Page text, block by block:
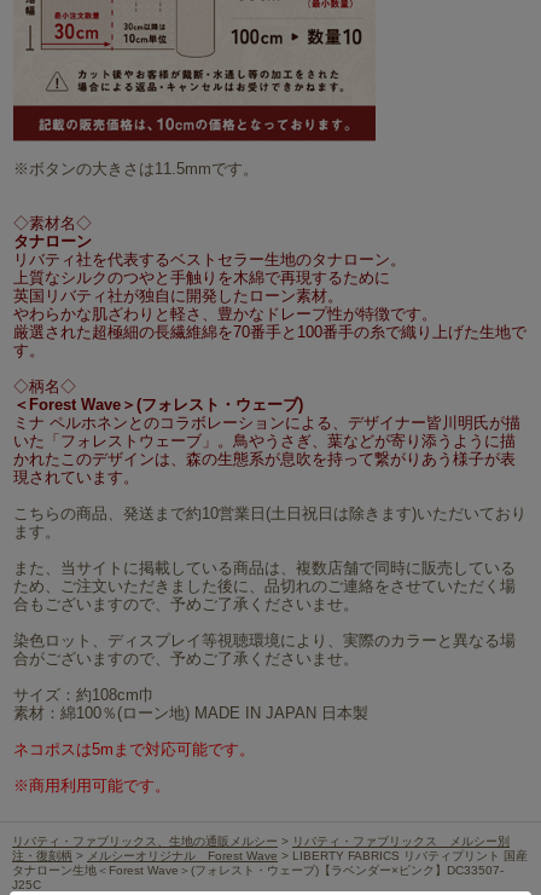
※ボタンの大きさは11.5mmです。
◇素材名◇
タナローン
リバティ社を代表するベストセラー生地のタナローン。
上質なシルクのつやと手触りを木綿で再現するために
英国リバティ社が独自に開発したローン素材。
やわらかな肌ざわりと軽さ、豊かなドレープ性が特徴です。
厳選された超極細の長繊維綿を70番手と100番手の糸で織り上げた生地で
す。
◇柄名◇
＜Forest Wave＞(フォレスト・ウェーブ)
ミナ ペルホネンとのコラボレーションによる、デザイナー皆川明氏が描
いた「フォレストウェーブ」。鳥やうさぎ、葉などが寄り添うように描
かれたこのデザインは、森の生態系が息吹を持って繋がりあう様子が表
現されています。
こちらの商品、発送まで約10営業日(土日祝日は除きます)いただいており
ます。
また、当サイトに掲載している商品は、複数店舗で同時に販売している
ため、ご注文いただきました後に、品切れのご連絡をさせていただく場
合もございますので、予めご了承くださいませ。
染色ロット、ディスプレイ等視聴環境により、実際のカラーと異なる場
合がございますので、予めご了承くださいませ。
サイズ：約108cm巾
素材：綿100％(ローン地) MADE IN JAPAN 日本製
ネコポスは5mまで対応可能です。
※商用利用可能です。
リバティ・ファブリックス、生地の通販メルシー > リバティ・ファブリックス メルシー別
注・復刻柄 > メルシーオリジナル Forest Wave > LIBERTY FABRICS リバティプリント 国産
タナローン生地＜Forest Wave＞(フォレスト・ウェーブ)【ラベンダー×ピンク】DC33507-
J25C